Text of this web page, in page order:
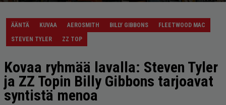
ÄÄNTÄ KUVAA AEROSMITH BILLY GIBBONS
FLEETWOOD MAC
STEVEN TYLER
ZZ TOP
Kovaa ryhmää lavalla: Steven Tyler
ja ZZ Topin Billy Gibbons tarjoavat
syntistä menoa